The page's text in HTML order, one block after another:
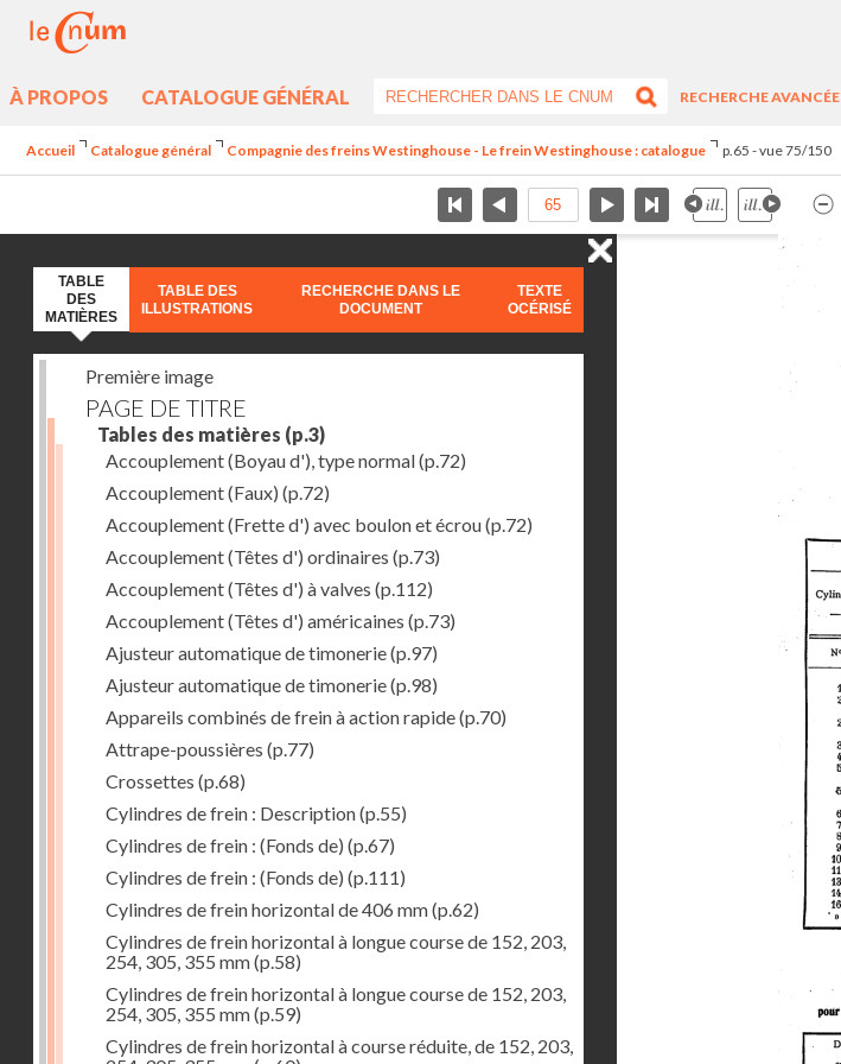
À PROPOS CATALOGUE GÉNÉRAL
RECHERCHE AVANCÉE
Accueil Catalogue général Compagnie des freins Westinghouse - Le frein Westinghouse : catalogue p.65 - vue 75/150
TABLE
DES
MATIÈRES
TABLE DES
ILLUSTRATIONS
RECHERCHE DANS LE
DOCUMENT
TEXTE
OCÉRISÉ
Première image
PAGE DE TITRE
Tables des matières (p.3)
Accouplement (Boyau d'), type normal(p.72)
Accouplement (Faux) (p.72)
Accouplement (Frette d') avec boulon et écrou(p.72)
Accouplement (Têtes d') ordinaires (p.73)
Accouplement (Têtes d') à valves (p.112)
Accouplement (Têtes d') américaines (p.73)
Ajusteur automatique de timonerie(p.97)
Ajusteur automatique de timonerie(p.98)
Appareils combinés de frein à action rapide(p.70)
Attrape-poussières (p.77)
Crossettes (p.68)
Cylindres de frein : Description(p.55)
Cylindres de frein : (Fonds de) (p.67)
Cylindres de frein : (Fonds de) (p.111)
Cylindres de frein horizontal de 406 mm(p.62)
Cylindres de frein horizontal à longue course de 152, 203,
254, 305, 355 mm(p.58)
Cylindres de frein horizontal à longue course de 152, 203,
254, 305, 355 mm(p.59)
Cylindres de frein horizontal à course réduite, de 152, 203,